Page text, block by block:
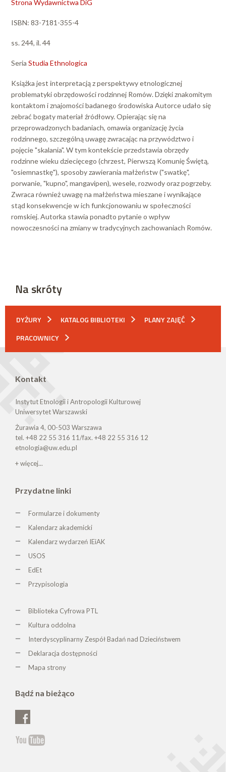
Strona Wydawnictwa DiG
ISBN: 83-7181-355-4
ss. 244, il. 44
Seria Studia Ethnologica
Książka jest interpretacją z perspektywy etnologicznej
problematyki obrzędowości rodzinnej Romów. Dzięki znakomitym
kontaktom i znajomości badanego środowiska Autorce udało się
zebrać bogaty materiał źródłowy. Opierając się na
przeprowadzonych badaniach, omawia organizację życia
rodzinnego, szczególną uwagę zwracając na przywództwo i
pojęcie "skalania". W tym kontekście przedstawia obrzędy
rodzinne wieku dziecięcego (chrzest, Pierwszą Komunię Świętą,
"osiemnastkę"), sposoby zawierania małżeństw ("swatkę",
porwanie, "kupno", mangavipen), wesele, rozwody oraz pogrzeby.
Zwraca również uwagę na małżeństwa mieszane i wynikające
stąd konsekwencje w ich funkcjonowaniu w społeczności
romskiej. Autorka stawia ponadto pytanie o wpływ
nowoczesności na zmiany w tradycyjnych zachowaniach Romów.
Na skróty
DYŻURY KATALOG BIBLIOTEKI
PLANY ZAJĘĆ
PRACOWNICY
Kontakt
Instytut Etnologii i Antropologii Kulturowej
Uniwersytet Warszawski
Żurawia 4, 00-503 Warszawa
tel. +48 22 55 316 11/fax. +48 22 55 316 12
etnologia@uw.edu.pl
+ więcej...
Przydatne linki
Formularze i dokumenty
Kalendarz akademicki
Kalendarz wydarzeń IEiAK
USOS
EdEt
Przypisologia
Biblioteka Cyfrowa PTL
Kultura oddolna
Interdyscyplinarny Zespół Badań nad Dzieciństwem
Deklaracja dostępności
Mapa strony
Bądź na bieżąco